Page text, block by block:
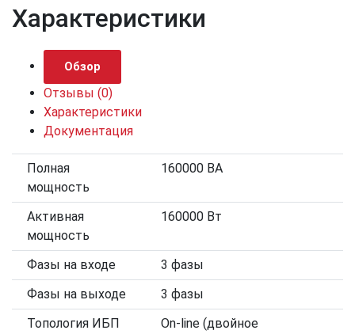
Характеристики
Обзор
Отзывы (0)
Характеристики
Документация
Полная
мощность
160000 ВА
Активная
мощность
160000 Вт
Фазы на входе
3 фазы
Фазы на выходе
3 фазы
Топология ИБП
On-line (двойное